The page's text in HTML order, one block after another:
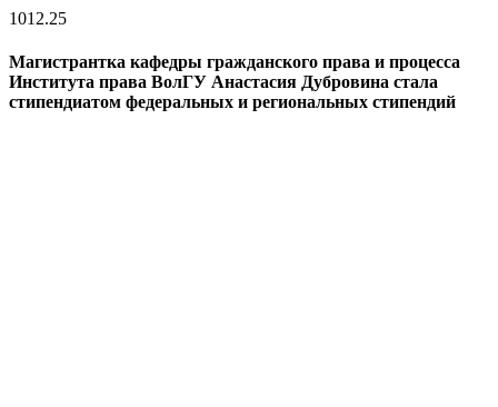
1012.25
Магистрантка кафедры гражданского права и процесса
Института права ВолГУ Анастасия Дубровина стала
стипендиатом федеральных и региональных стипендий